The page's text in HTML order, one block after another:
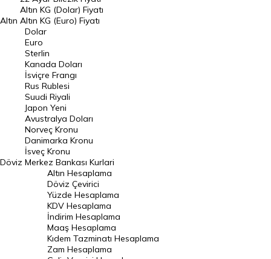
Dolar Kuru
Euro Kuru
Pound Kuru
Frank Kuru
Riyal Kuru
Avustralya Doları
Danimarka Kronu Kuru
Kanada Doları Kuru
Norveç Kronu Kuru
İsveç Kronu Kuru
Japon Yeni Kuru
Serbest Piyasa Döviz Kurları
Merkez Bankası Döviz Kurları
Altın
Altın KG (Dolar) Fiyatı
Altın KG (Euro) Fiyatı
Döviz
Dolar
Euro
Sterlin
Kanada Doları
İsviçre Frangı
Rus Rublesi
Suudi Riyali
Japon Yeni
Avustralya Doları
Norveç Kronu
Danimarka Kronu
İsveç Kronu
Merkez Bankası Kurlari
Altın Hesaplama
Döviz Çevirici
Yüzde Hesaplama
KDV Hesaplama
İndirim Hesaplama
Maaş Hesaplama
Kıdem Tazminatı Hesaplama
Zam Hesaplama